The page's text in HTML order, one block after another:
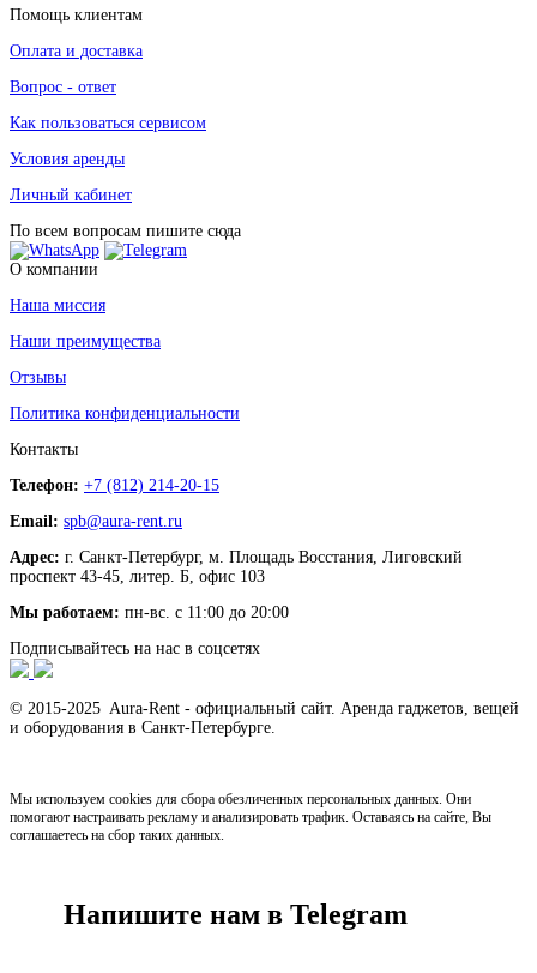
Помощь клиентам
Оплата и доставка
Вопрос - ответ
Как пользоваться сервисом
Условия аренды
Личный кабинет
По всем вопросам пишите сюда
О компании
Наша миссия
Наши преимущества
Отзывы
Политика конфиденциальности
Контакты
Телефон: +7 (812) 214-20-15
Email: spb@aura-rent.ru
Адрес: г. Санкт-Петербург, м. Площадь Восстания, Лиговский
проспект 43-45, литер. Б, офис 103
Мы работаем: пн-вс. с 11:00 до 20:00
Подписывайтесь на нас в соцсетях
© 2015-2025 Aura-Rent - официальный сайт. Аренда гаджетов, вещей
и оборудования в Санкт-Петербурге.
Мы используем cookies для сбора обезличенных персональных данных. Они
помогают настраивать рекламу и анализировать трафик. Оставаясь на сайте, Вы
соглашаетесь на сбор таких данных.
Напишите нам в Telegram